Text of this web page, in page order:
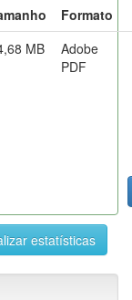
Formato
MB
Adobe
PDF
estatísticas